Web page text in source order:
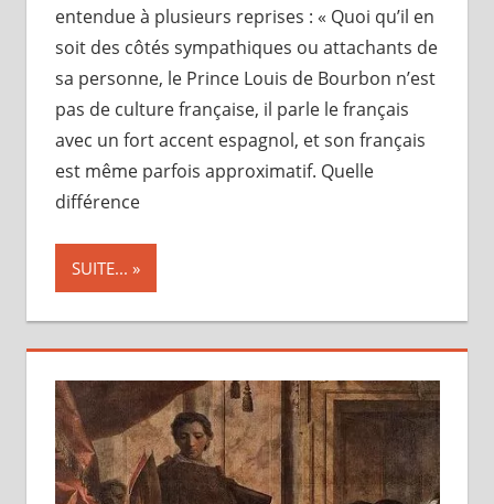
entendue à plusieurs reprises : « Quoi qu’il en
soit des côtés sympathiques ou attachants de
sa personne, le Prince Louis de Bourbon n’est
pas de culture française, il parle le français
avec un fort accent espagnol, et son français
est même parfois approximatif. Quelle
différence
SUITE...